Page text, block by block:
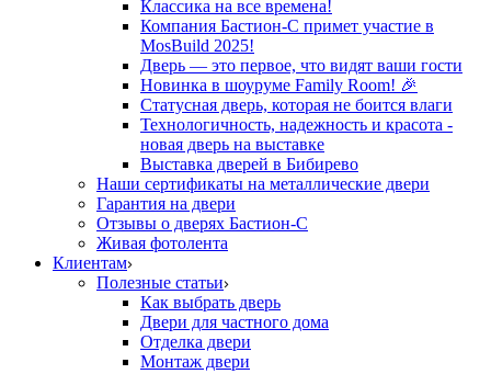
Классика на все времена!
Компания Бастион-С примет участие в
MosBuild 2025!
Дверь — это первое, что видят ваши гости
Новинка в шоуруме Family Room! 🎉
Статусная дверь, которая не боится влаги
Технологичность, надежность и красота -
новая дверь на выставке
Выставка дверей в Бибирево
Наши сертификаты на металлические двери
Гарантия на двери
Отзывы о дверях Бастион-С
Живая фотолента
Клиентам
Полезные статьи
Как выбрать дверь
Двери для частного дома
Отделка двери
Монтаж двери